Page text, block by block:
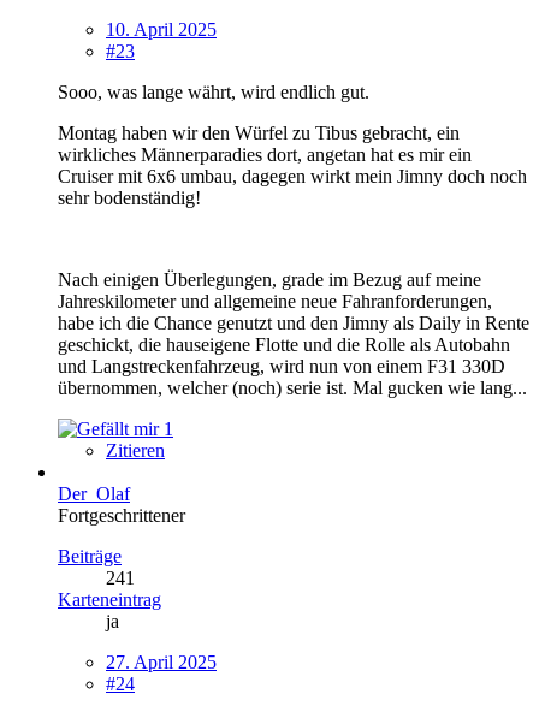
10. April 2025
#23
Sooo, was lange währt, wird endlich gut.
Montag haben wir den Würfel zu Tibus gebracht, ein
wirkliches Männerparadies dort, angetan hat es mir ein
Cruiser mit 6x6 umbau, dagegen wirkt mein Jimny doch noch
sehr bodenständig!
Nach einigen Überlegungen, grade im Bezug auf meine
Jahreskilometer und allgemeine neue Fahranforderungen,
habe ich die Chance genutzt und den Jimny als Daily in Rente
geschickt, die hauseigene Flotte und die Rolle als Autobahn
und Langstreckenfahrzeug, wird nun von einem F31 330D
übernommen, welcher (noch) serie ist. Mal gucken wie lang...
1
Zitieren
Der_Olaf
Fortgeschrittener
Beiträge
241
Karteneintrag
ja
27. April 2025
#24